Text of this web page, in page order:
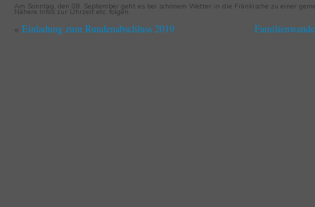
Am Sonntag, den 08. September geht es bei schönem Wetter in die Fränkische zu einer
Nähere Infos zur Uhrzeit etc. folgen.
« Einladung zum Rundenabschluss 2019